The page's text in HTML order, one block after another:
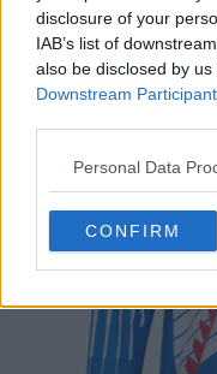
disclosure of your
IAB’s list of
also be disclosed by
Downstream
Personal Data
CONFIRM